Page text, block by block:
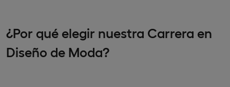
¿Por qué elegir nuestra Carrera en
Diseño de Moda?